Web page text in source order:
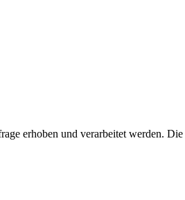
erhoben und verarbeitet werden. Die